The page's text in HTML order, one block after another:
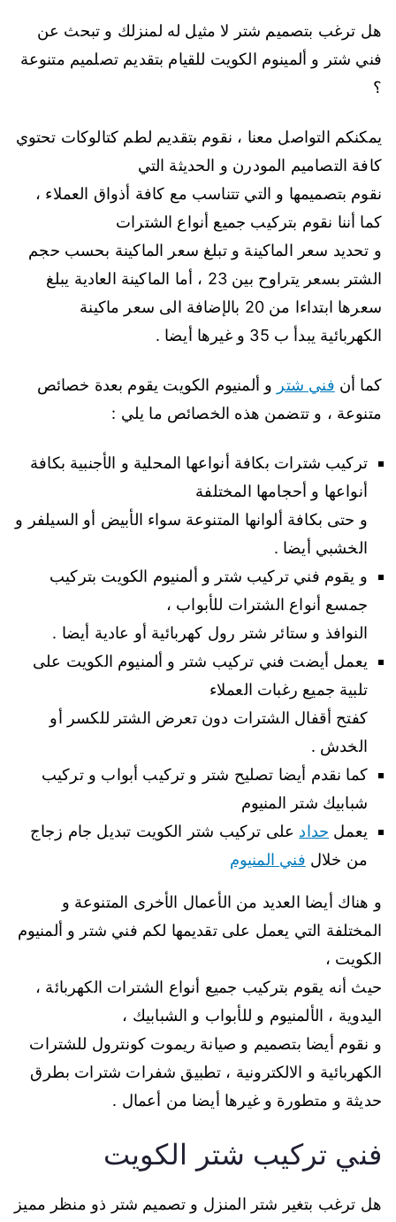
هل ترغب بتصميم شتر لا مثيل له لمنزلك و تبحث عن
فني شتر و ألمينوم الكويت للقيام بتقديم تصلميم متنوعة
؟
يمكنكم التواصل معنا ، نقوم بتقديم لطم كتالوكات تحتوي
كافة التصاميم المودرن و الحديثة التي
نقوم بتصميمها و التي تتناسب مع كافة أذواق العملاء ،
كما أننا نقوم بتركيب جميع أنواع الشترات
و تحديد سعر الماكينة و تبلغ سعر الماكينة بحسب حجم
الشتر بسعر يتراوح بين 23 ، أما الماكينة العادية يبلغ
سعرها ابتداءا من 20 بالإضافة الى سعر ماكينة
الكهربائية يبدأ ب 35 و غيرها أيضا .
كما أن فني شتر و ألمنيوم الكويت يقوم بعدة خصائص
متنوعة ، و تتضمن هذه الخصائص ما يلي :
تركيب شترات بكافة أنواعها المحلية و الأجنبية بكافة
أنواعها و أحجامها المختلفة
و حتى بكافة ألوانها المتنوعة سواء الأبيض أو السيلفر و
الخشبي أيضا .
و يقوم فني تركيب شتر و ألمنيوم الكويت بتركيب
جمسع أنواع الشترات للأبواب ،
النوافذ و ستائر شتر رول كهربائية أو عادية أيضا .
يعمل أيضت فني تركيب شتر و ألمنيوم الكويت على
تلبية جميع رغبات العملاء
كفتح أقفال الشترات دون تعرض الشتر للكسر أو
الخدش .
كما نقدم أيضا تصليح شتر و تركيب أبواب و تركيب
شبابيك شتر المنيوم
يعمل حداد على تركيب شتر الكويت تبديل جام زجاج
من خلال فني المنيوم
و هناك أيضا العديد من الأعمال الأخرى المتنوعة و
المختلفة التي يعمل على تقديمها لكم فني شتر و ألمنيوم
الكويت ،
حيث أنه يقوم بتركيب جميع أنواع الشترات الكهربائة ،
اليدوية ، الألمنيوم و للأبواب و الشبابيك ،
و نقوم أيضا بتصميم و صيانة ريموت كونترول للشترات
الكهربائية و الالكترونية ، تطبيق شفرات شترات بطرق
حديثة و متطورة و غيرها أيضا من أعمال .
فني تركيب شتر الكويت
هل ترغب بتغير شتر المنزل و تصميم شتر ذو منظر مميز